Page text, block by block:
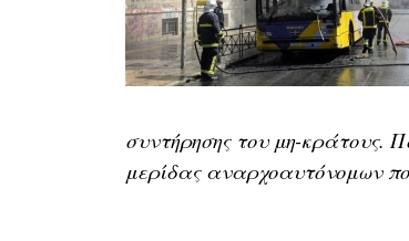
συντήρησης του μη-κράτους.
μερίδας αναρχοαυτόνομων